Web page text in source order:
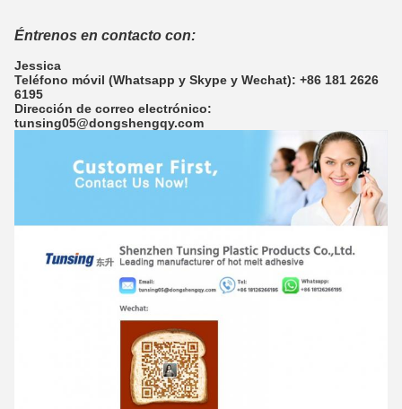
Éntrenos en contacto con:
Jessica
Teléfono móvil (Whatsapp y Skype y Wechat): +86 181 2626
6195
Dirección de correo electrónico:
tunsing05@dongshengqy.com